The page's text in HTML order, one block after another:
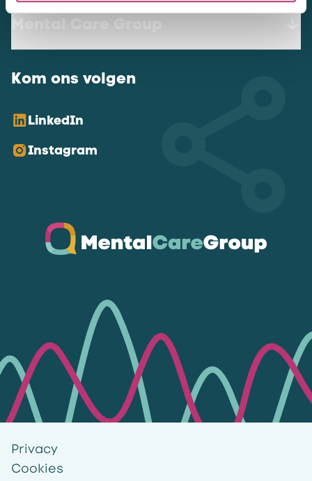
Mental Care Group
Kom ons volgen
LinkedIn
Instagram
Privacy
Cookies